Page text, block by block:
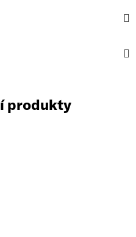
produkty